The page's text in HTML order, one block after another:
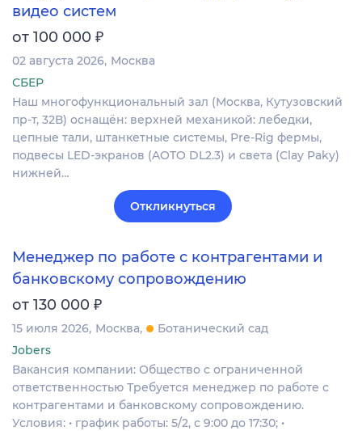
видео систем
от 100 000 ₽
02 августа 2026 Москва
СБЕР
Наш многофункциональный зал (Москва, Кутузовский
пр-т, 32В) оснащён: верхней механикой: лебедки,
цепные тали, штанкетные системы, Pre-Rig фермы,
подвесы LED-экранов (AOTO DL2.3) и света (Clay Paky)
нижней…
Откликнуться
Менеджер по работе с контрагентами и
банковскому сопровождению
от 130 000 ₽
15 июля 2026 Москва
Ботанический сад
Jobers
Вакансия компании: Общество с ограниченной
ответственностью Требуется менеджер по работе с
контрагентами и банковскому сопровождению.
Условия: • график работы: 5/2, с 9:00 до 17:30; •